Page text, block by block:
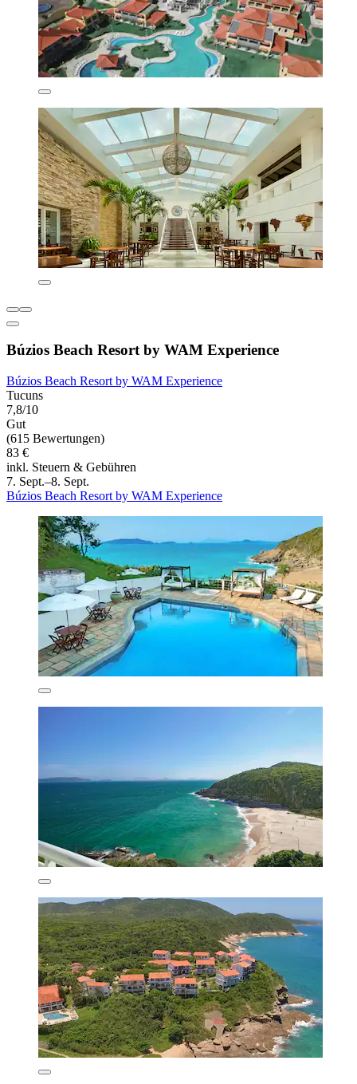
Búzios Beach Resort by WAM Experience
Búzios Beach Resort by WAM Experience
Tucuns
7,8/10
Gut
(615 Bewertungen)
83 €
inkl. Steuern & Gebühren
7. Sept.–8. Sept.
Búzios Beach Resort by WAM Experience